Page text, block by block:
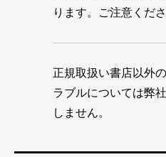
ります。ご注意くださ
正規取扱い書店以外
ラブルについては弊
しません。